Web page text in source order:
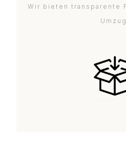
Wir bieten transparente
Umzug.